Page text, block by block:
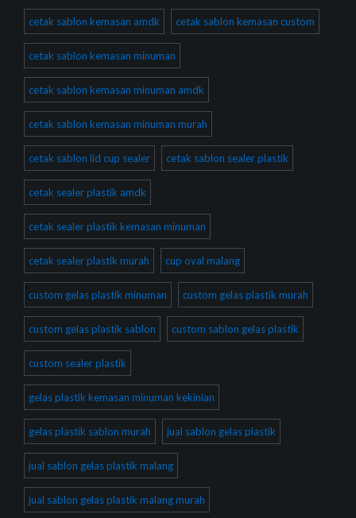
cetak sablon kemasan amdk cetak sablon kemasan custom
cetak sablon kemasan minuman
cetak sablon kemasan minuman amdk
cetak sablon kemasan minuman murah
cetak sablon lid cup sealer cetak sablon sealer plastik
cetak sealer plastik amdk
cetak sealer plastik kemasan minuman
cetak sealer plastik murah cup oval malang
custom gelas plastik minuman custom gelas plastik murah
custom gelas plastik sablon custom sablon gelas plastik
custom sealer plastik
gelas plastik kemasan minuman kekinian
gelas plastik sablon murah jual sablon gelas plastik
jual sablon gelas plastik malang
jual sablon gelas plastik malang murah